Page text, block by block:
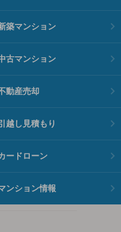
築マンション
古マンション
動産売却
越し見積もり
ードローン
ンション情報